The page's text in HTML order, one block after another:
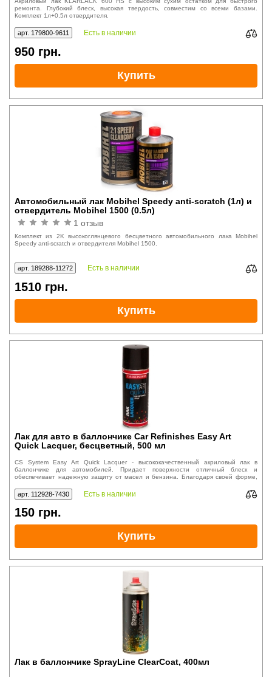
ремонта. Глубокий блеск, высокая твердость, совместим со всеми базами.
Комплект 1л+0,5л отвердителя.
арт. 179800-9611 Есть в наличии
950 грн.
Купить
Автомобильный лак Mobihel Speedy anti-scratch (1л) и
отвердитель Mobihel 1500 (0.5л)
1 отзыв
Комплект из 2K высокоглянцевого бесцветного автомобильного лака Mobihel
Speedy anti-scratch и отвердителя Mobihel 1500.
арт. 189288-11272 Есть в наличии
1510 грн.
Купить
Лак для авто в баллончике Car Refinishes Easy Art
Quick Lacquer, бесцветный, 500 мл
CS System Easy Art Quick Lacquer - высококачественный акриловый лак в
баллончике для автомобилей. Придает поверхности отличный блеск и
обеспечивает надежную защиту от масел и бензина. Благодаря своей форме,
арт. 112928-7430 Есть в наличии
150 грн.
Купить
Лак в баллончике SprayLine ClearCoat, 400мл